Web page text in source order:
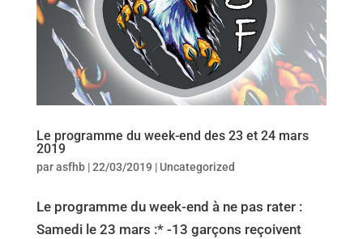
Le programme du week-end des 23 et 24 mars
2019
parasfhb|22/03/2019 | Uncategorized
Le programme du week-end à ne pas rater :
Samedi le 23 mars :* -13 garçons reçoivent